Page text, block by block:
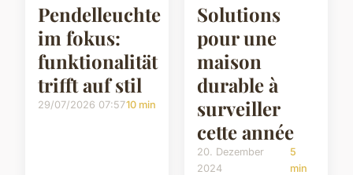
Pendelleuchte
im fokus:
funktionalität
trifft auf stil
29/07/2026 07:5710 min
Solutions
pour une
maison
durable à
surveiller
cette année
20. Dezember
2024
5
min